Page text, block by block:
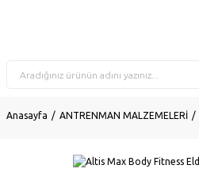
Anasayfa ANTRENMAN MALZEMELERİ